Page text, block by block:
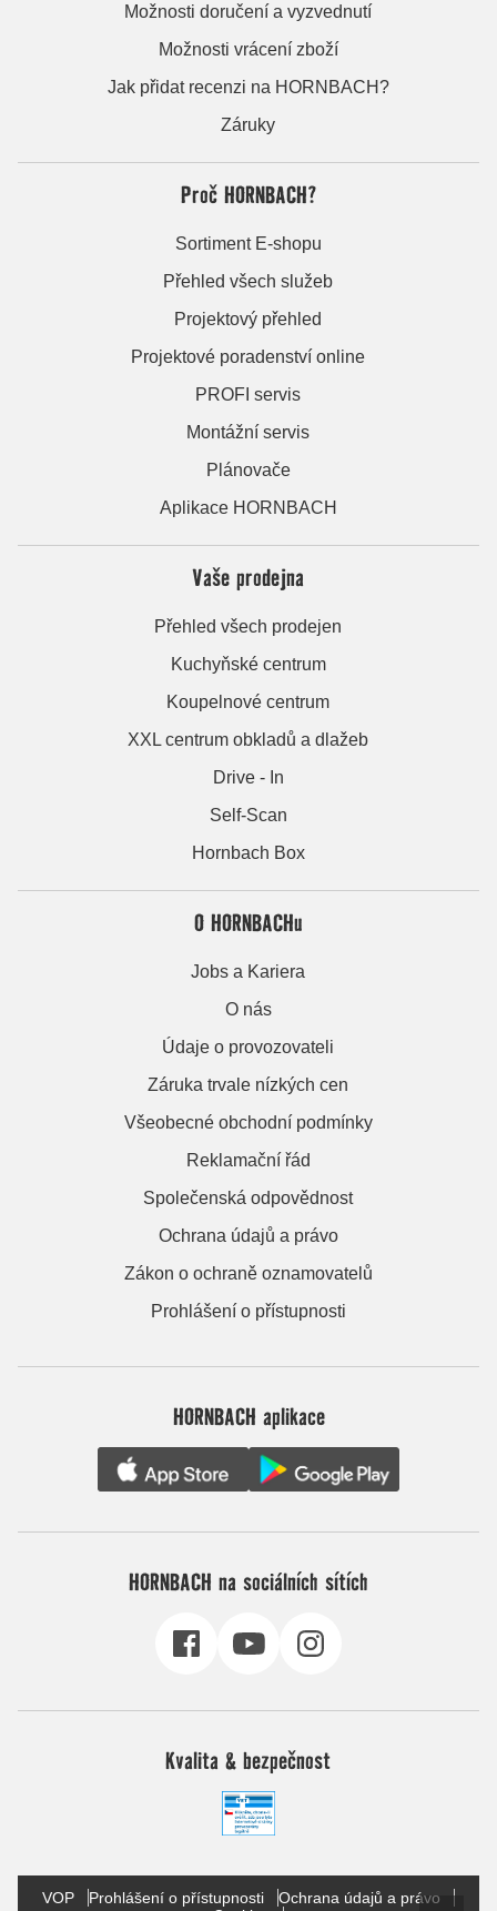
Možnosti doručení a vyzvednutí
Možnosti vrácení zboží
Jak přidat recenzi na HORNBACH?
Záruky
Proč HORNBACH?
Sortiment E-shopu
Přehled všech služeb
Projektový přehled
Projektové poradenství online
PROFI servis
Montážní servis
Plánovače
Aplikace HORNBACH
Vaše prodejna
Přehled všech prodejen
Kuchyňské centrum
Koupelnové centrum
XXL centrum obkladů a dlažeb
Drive - In
Self-Scan
Hornbach Box
O HORNBACHu
Jobs a Kariera
O nás
Údaje o provozovateli
Záruka trvale nízkých cen
Všeobecné obchodní podmínky
Reklamační řád
Společenská odpovědnost
Ochrana údajů a právo
Zákon o ochraně oznamovatelů
Prohlášení o přístupnosti
HORNBACH aplikace
HORNBACH na sociálních sítích
Kvalita & bezpečnost
VOP Prohlášení o přístupnosti
Ochrana údajů a právo